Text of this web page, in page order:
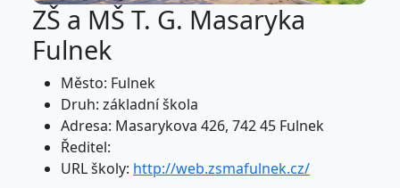
ZŠ a MŠ T. G. Masaryka
Fulnek
Město: Fulnek
Druh: základní škola
Adresa: Masarykova 426, 742 45 Fulnek
Ředitel:
URL školy: http://web.zsmafulnek.cz/